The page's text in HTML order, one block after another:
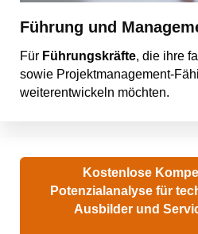
Führung und
Für Führungskräfte, die ihre
sowie Projektmanagement-
weiterentwickeln möchten.
Kostenlose
Potenzialanalyse für
Ausbilder und